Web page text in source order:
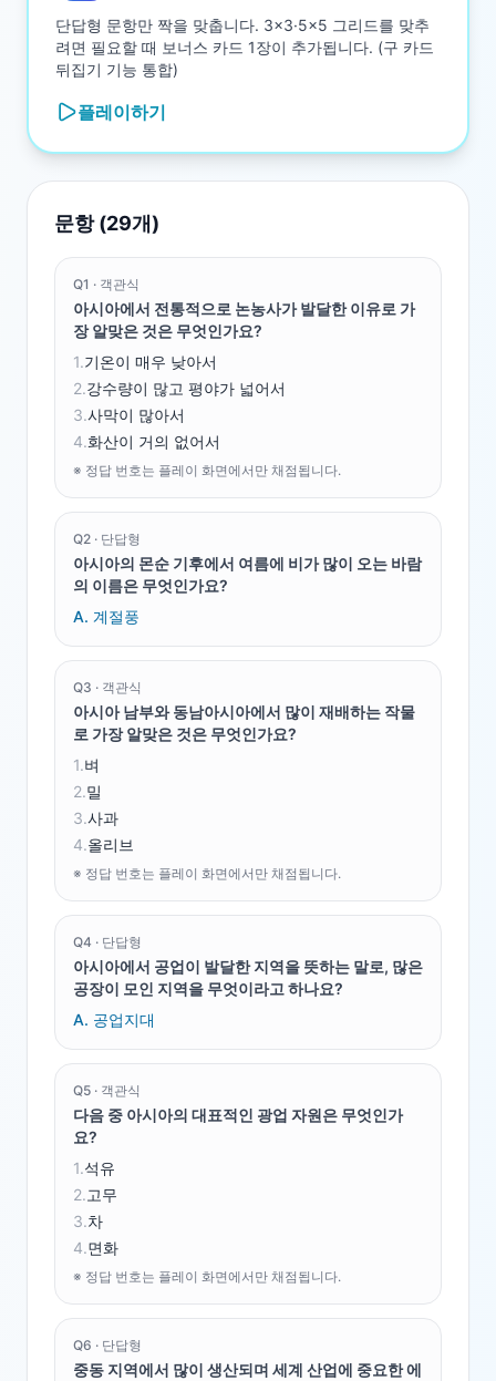
단답형 문항만 짝을 맞춥니다. 3×3·5×5 그리드를 맞추
려면 필요할 때 보너스 카드 1장이 추가됩니다. (구 카드
뒤집기 기능 통합)
플레이하기
문항 (29개)
Q1 · 객관식
아시아에서 전통적으로 논농사가 발달한 이유로 가
장 알맞은 것은 무엇인가요?
1.기온이 매우 낮아서
2.강수량이 많고 평야가 넓어서
3.사막이 많아서
4.화산이 거의 없어서
※ 정답 번호는 플레이 화면에서만 채점됩니다.
Q2 · 단답형
아시아의 몬순 기후에서 여름에 비가 많이 오는 바람
의 이름은 무엇인가요?
A. 계절풍
Q3 · 객관식
아시아 남부와 동남아시아에서 많이 재배하는 작물
로 가장 알맞은 것은 무엇인가요?
1.벼
2.밀
3.사과
4.올리브
※ 정답 번호는 플레이 화면에서만 채점됩니다.
Q4 · 단답형
아시아에서 공업이 발달한 지역을 뜻하는 말로, 많은
공장이 모인 지역을 무엇이라고 하나요?
A. 공업지대
Q5 · 객관식
다음 중 아시아의 대표적인 광업 자원은 무엇인가
요?
1.석유
2.고무
3.차
4.면화
※ 정답 번호는 플레이 화면에서만 채점됩니다.
Q6 · 단답형
중동 지역에서 많이 생산되며 세계 산업에 중요한 에